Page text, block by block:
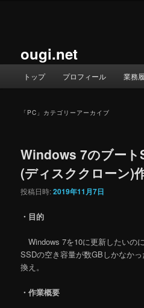
ougi.net
トップ プロフィール 業務
「 PC 」カテゴリーアーカイブ
Windows 7のブート
(ディスククローン)
投稿日時:2019年11月7日
・目的
Windows 7を10に更新したいの
SSDの空き容量が数GBしかなか
換え。
・作業概要